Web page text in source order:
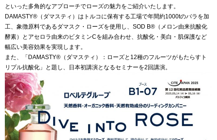
といった多角的なアプローチでローズの魅力をご紹介いたします。
DAMASTY®（ダマスティ）はトルコに保有する工場で年間約1000tのバラを加
工、象徴原料であるダマスク・ローズを使用し、SOD B®（メロン由来抗酸化
酵素）とアセロラ由来のビタミンCを組み合わせ、抗酸化・美白・肌保護など
幅広い美容効果を実現します。
また、「DAMASTY®（ダマスティ）：ローズと12種のフルーツがもたらすト
リプル抗酸化」と題し、日本初講演となるセミナーを2回講演。